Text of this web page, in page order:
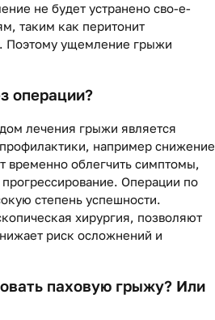
не будет устранено сво-е-
таким как перитонит
Поэтому ущемление грыжи
операции?
лечения грыжи является
например снижение
временно облегчить симптомы,
Операции по
степень успешности.
хирургия, позволяют
риск осложнений и
паховую грыжу? Или